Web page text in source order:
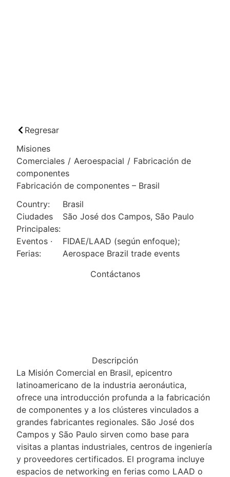
Regresar
Misiones
Comerciales / Aeroespacial / Fabricación de
componentes
Fabricación de componentes – Brasil
Country:
Brasil
Ciudades
Principales:
São José dos Campos, São Paulo
Eventos ·
Ferias:
FIDAE/LAAD (según enfoque);
Aerospace Brazil trade events
Contáctanos
Descripción
La Misión Comercial en Brasil, epicentro
latinoamericano de la industria aeronáutica,
ofrece una introducción profunda a la fabricación
de componentes y a los clústeres vinculados a
grandes fabricantes regionales. São José dos
Campos y São Paulo sirven como base para
visitas a plantas industriales, centros de ingeniería
y proveedores certificados. El programa incluye
espacios de networking en ferias como LAAD o